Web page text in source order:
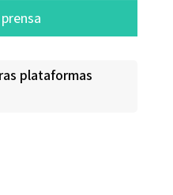
plataformas